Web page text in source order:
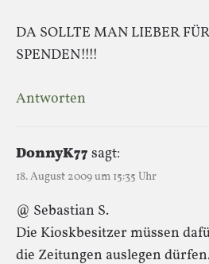
DA SOLLTE MAN LIEBER
SPENDEN!!!!
Antworten
DonnyK77 sagt:
18. August 2009 um 15:35 Uhr
@ Sebastian S.
Die Kioskbesitzer müssen
die Zeitungen auslegen